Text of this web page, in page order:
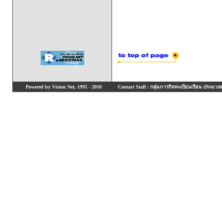
Powered by Vision Net, 1995 - 2010 Contact Staff : กลุ่มภารกิจทะเบียนเรียน ประมวล